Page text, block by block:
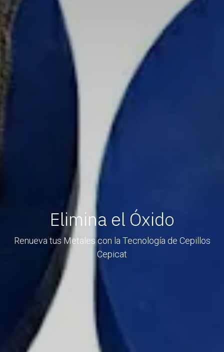
Elimina el Óxido
Renueva tus Metales con la Tecnología de Cepillos
Cepicat